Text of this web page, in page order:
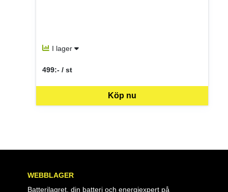
I lager
Köp nu
499:- / st
SEK per ST
WEBBLAGER
Batterilagret, din batteri och energiexpert på